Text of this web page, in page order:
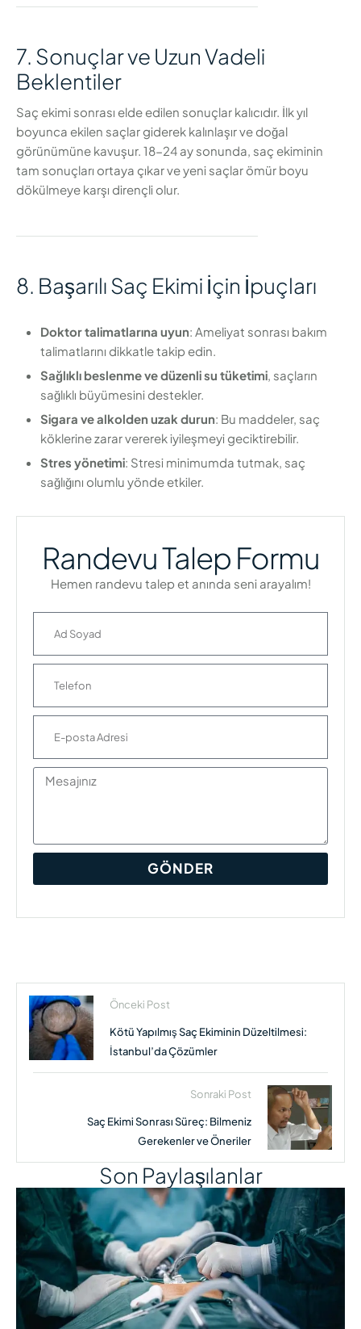
7. Sonuçlar ve Uzun Vadeli
Beklentiler
Saç ekimi sonrası elde edilen sonuçlar kalıcıdır. İlk yıl
boyunca ekilen saçlar giderek kalınlaşır ve doğal
görünümüne kavuşur. 18-24 ay sonunda, saç ekiminin
tam sonuçları ortaya çıkar ve yeni saçlar ömür boyu
dökülmeye karşı dirençli olur.
8. Başarılı Saç Ekimi İçin İpuçları
Doktor talimatlarına uyun: Ameliyat sonrası bakım
talimatlarını dikkatle takip edin.
Sağlıklı beslenme ve düzenli su tüketimi, saçların
sağlıklı büyümesini destekler.
Sigara ve alkolden uzak durun: Bu maddeler, saç
köklerine zarar vererek iyileşmeyi geciktirebilir.
Stres yönetimi: Stresi minimumda tutmak, saç
sağlığını olumlu yönde etkiler.
Randevu Talep Formu
Hemen randevu talep et anında seni arayalım!
GÖNDER
Önceki Post
Kötü Yapılmış Saç Ekiminin Düzeltilmesi:
İstanbul’da Çözümler
Sonraki Post
Saç Ekimi Sonrası Süreç: Bilmeniz
Gerekenler ve Öneriler
Son Paylaşılanlar